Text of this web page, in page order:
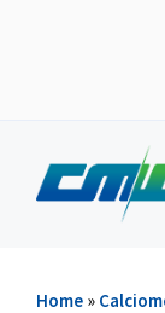
contenuto
Home »